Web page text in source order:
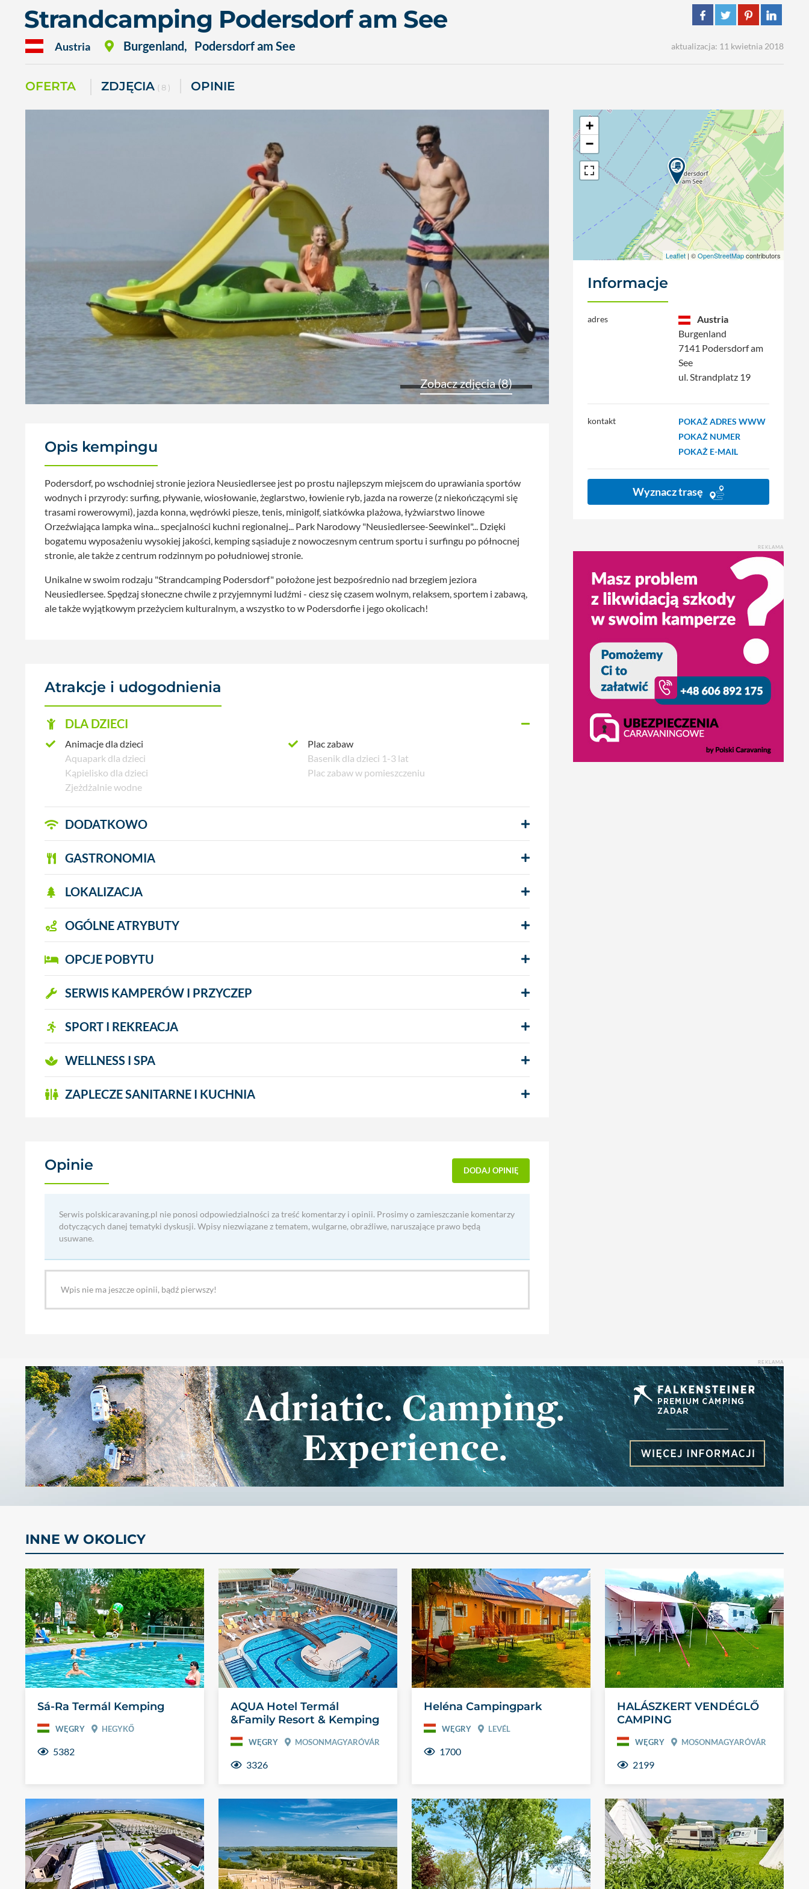
Strandcamping Podersdorf am See
Austria Burgenland, Podersdorf am See aktualizacja: 11 kwietnia 2018
OFERTA ZDJĘCIA ( 8 ) OPINIE
Zobacz zdjęcia (8)
Opis kempingu
Podersdorf, po wschodniej stronie jeziora Neusiedlersee jest po prostu najlepszym miejscem do uprawiania sportów
wodnych i przyrody: surfing, pływanie, wiosłowanie, żeglarstwo, łowienie ryb, jazda na rowerze (z niekończącymi się
trasami rowerowymi), jazda konna, wędrówki piesze, tenis, minigolf, siatkówka plażowa, łyżwiarstwo linowe
Orzeźwiająca lampka wina... specjalności kuchni regionalnej... Park Narodowy "Neusiedlersee-Seewinkel"... Dzięki
bogatemu wyposażeniu wysokiej jakości, kemping sąsiaduje z nowoczesnym centrum sportu i surfingu po północnej
stronie, ale także z centrum rodzinnym po południowej stronie.
Unikalne w swoim rodzaju "Strandcamping Podersdorf" położone jest bezpośrednio nad brzegiem jeziora
Neusiedlersee. Spędzaj słoneczne chwile z przyjemnymi ludźmi - ciesz się czasem wolnym, relaksem, sportem i zabawą,
ale także wyjątkowym przeżyciem kulturalnym, a wszystko to w Podersdorfie i jego okolicach!
Atrakcje i udogodnienia
DLA DZIECI
Animacje dla dzieci
Plac zabaw
Aquapark dla dzieci
Basenik dla dzieci 1-3 lat
Kąpielisko dla dzieci
Plac zabaw w pomieszczeniu
Zjeżdżalnie wodne
DODATKOWO
GASTRONOMIA
LOKALIZACJA
OGÓLNE ATRYBUTY
OPCJE POBYTU
SERWIS KAMPERÓW I PRZYCZEP
SPORT I REKREACJA
WELLNESS I SPA
ZAPLECZE SANITARNE I KUCHNIA
Opinie DODAJ OPINIĘ
Serwis polskicaravaning.pl nie ponosi odpowiedzialności za treść komentarzy i opinii. Prosimy o zamieszczanie komentarzy
dotyczących danej tematyki dyskusji. Wpisy niezwiązane z tematem, wulgarne, obraźliwe, naruszające prawo będą
usuwane.
Wpis nie ma jeszcze opinii, bądź pierwszy!
+
−
Leaflet| ©OpenStreetMapcontributors
Informacje
adres
Austria
Burgenland
7141 Podersdorf am
See
ul. Strandplatz 19
kontakt
POKAŻ ADRES WWW
POKAŻ NUMER
POKAŻ E-MAIL
Wyznacz trasę
REKLAMA
REKLAMA
INNE W OKOLICY
Sá-Ra Termál Kemping
WĘGRY HEGYKŐ
5382
AQUA Hotel Termál
&Family Resort & Kemping
WĘGRY MOSONMAGYARÓVÁR
3326
Heléna Campingpark
WĘGRY LEVÉL
1700
HALÁSZKERT VENDÉGLŐ
CAMPING
WĘGRY MOSONMAGYARÓVÁR
2199